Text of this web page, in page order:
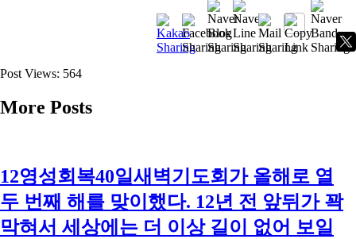
Post Views: 564
More Posts
12영성회복40일새벽기도회가 올해로 열
두 번째 해를 맞이했다. 12년 전 앞뒤가 꽉
막혀서 세상에는 더 이상 길이 없어 보일